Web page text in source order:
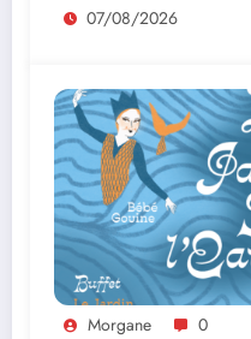
07/08/2026
Morgane 0